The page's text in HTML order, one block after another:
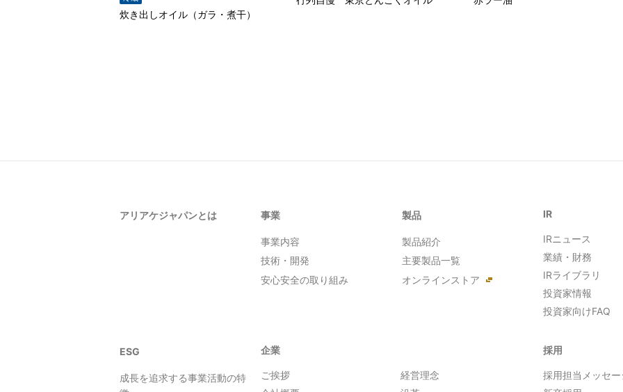
炊き出しオイル（ガラ・煮干）
アリアケジャパンとは 事業
事業内容
技術・開発
安心安全の取り組み
製品
製品紹介
主要製品一覧
オンラインストア
IR
IRニュース
業績・財務
IRライブラリ
投資家情報
投資家向けFAQ
ESG
成長を追求する事業活動の特
企業
ご挨拶
経営理念
採用
採用担当メッセー